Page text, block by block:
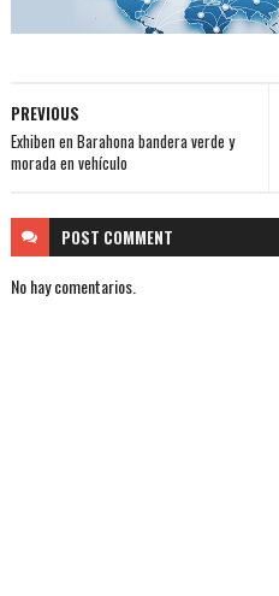
PREVIOUS
Exhiben en Barahona bandera verde y
morada en vehículo
POST COMMENT
No hay comentarios.